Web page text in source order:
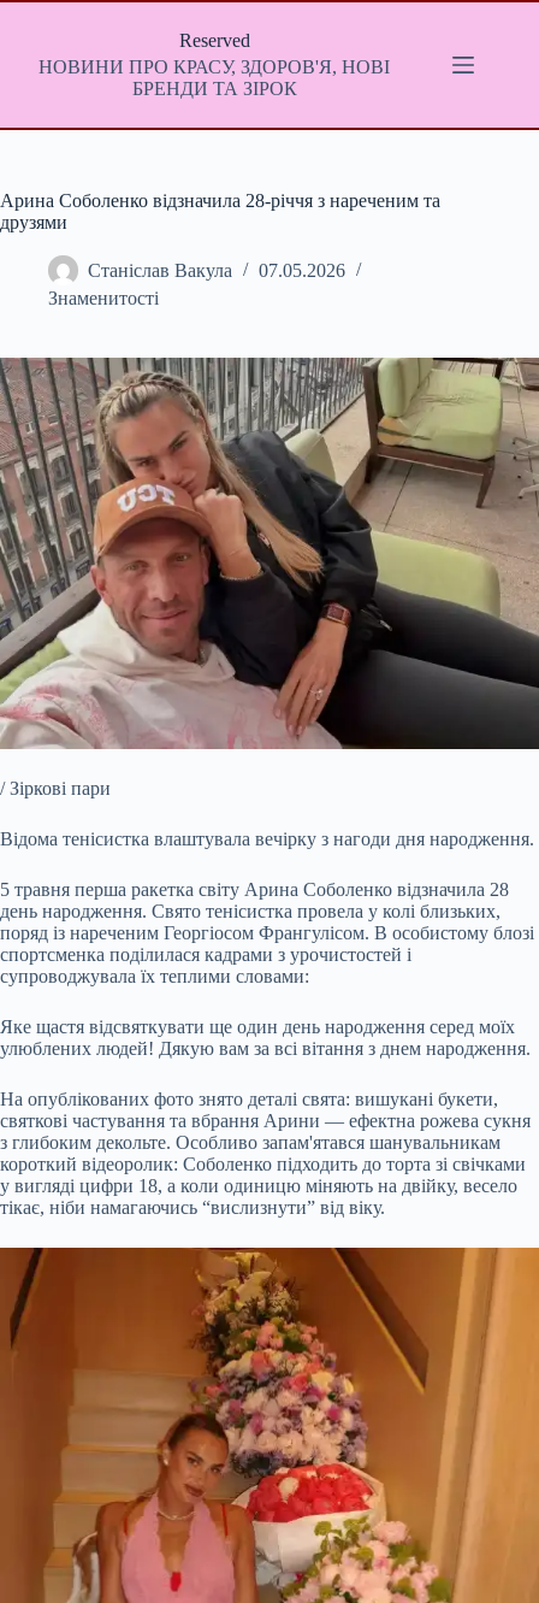
Перейти
Reserved
НОВИНИ ПРО КРАСУ, ЗДОРОВ'Я, НОВІ
БРЕНДИ ТА ЗІРОК
Арина Соболенко відзначила 28-річчя з нареченим та
друзями
Станіслав Вакула
07.05.2026
Знаменитості
/ Зіркові пари
Відома тенісистка влаштувала вечірку з нагоди дня народження.
5 травня перша ракетка світу Арина Соболенко відзначила 28
день народження. Свято тенісистка провела у колі близьких,
поряд із нареченим Георгіосом Франгулісом. В особистому блозі
спортсменка поділилася кадрами з урочистостей і
супроводжувала їх теплими словами:
Яке щастя відсвяткувати ще один день народження серед моїх
улюблених людей! Дякую вам за всі вітання з днем народження.
На опублікованих фото знято деталі свята: вишукані букети,
святкові частування та вбрання Арини — ефектна рожева сукня
з глибоким декольте. Особливо запам'ятався шанувальникам
короткий відеоролик: Соболенко підходить до торта зі свічками
у вигляді цифри 18, а коли одиницю міняють на двійку, весело
тікає, ніби намагаючись “вислизнути” від віку.